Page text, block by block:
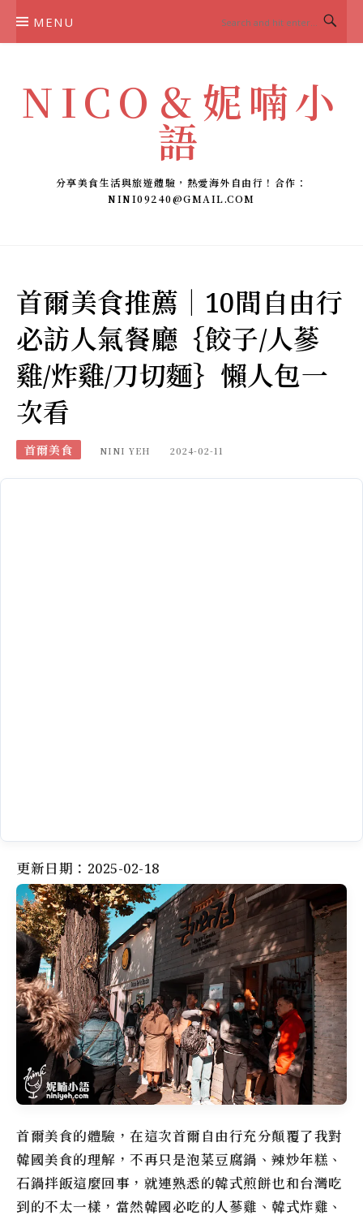
MENU
NICO＆妮喃小
語
分享美食生活與旅遊體驗，熱愛海外自由行！合作：
NINI09240@GMAIL.COM
首爾美食推薦｜10間自由行
必訪人氣餐廳｛餃子/人蔘
雞/炸雞/刀切麵｝懶人包一
次看
首爾美食 NINI YEH 2024-02-11
更新日期：2025-02-18
首爾美食的體驗，在這次首爾自由行充分顛覆了我對
韓國美食的理解，不再只是泡菜豆腐鍋、辣炒年糕、
石鍋拌飯這麼回事，就連熟悉的韓式煎餅也和台灣吃
到的不太一樣，當然韓國必吃的人蔘雞、韓式炸雞、